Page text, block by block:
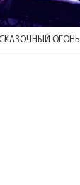
ОГОНЬ